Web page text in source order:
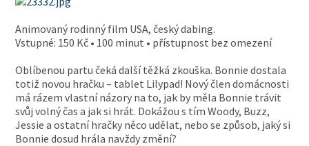
Animovaný rodinný film USA, český dabing.
Vstupné: 150 Kč • 100 minut • přístupnost bez omezení
Oblíbenou partu čeká další těžká zkouška. Bonnie dostala
totiž novou hračku – tablet Lilypad! Nový člen domácnosti
má rázem vlastní názory na to, jak by měla Bonnie trávit
svůj volný čas a jak si hrát. Dokážou s tím Woody, Buzz,
Jessie a ostatní hračky něco udělat, nebo se způsob, jaký si
Bonnie dosud hrála navždy změní?